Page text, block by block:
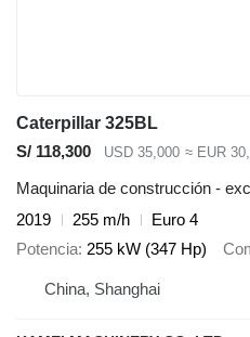
Caterpillar 325BL
S/ 118,300
USD 35,000 ≈ EUR
Maquinaria de construcción -
2019
255 m/h
Euro 4
Potencia 255 kW (347 Hp)
China, Shanghai